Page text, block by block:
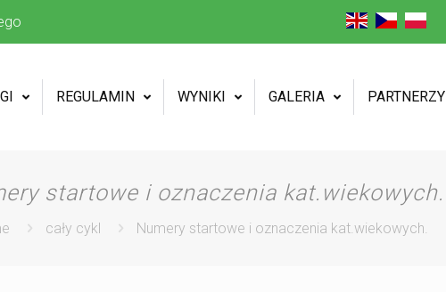
REGULAMIN WYNIKI GALERIA PARTNERZY
startowe i oznaczenia kat.wiekowych.
cały cykl Numery startowe i oznaczenia kat.wiekowych.